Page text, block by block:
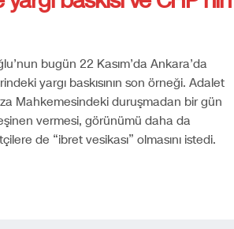
bugün 22 Kasım’da Ankara’da
yargı baskısının son örneği. Adalet
Mahkemesindeki duruşmadan bir gün
vermesi, görünümü daha da
de “ibret vesikası” olmasını istedi.